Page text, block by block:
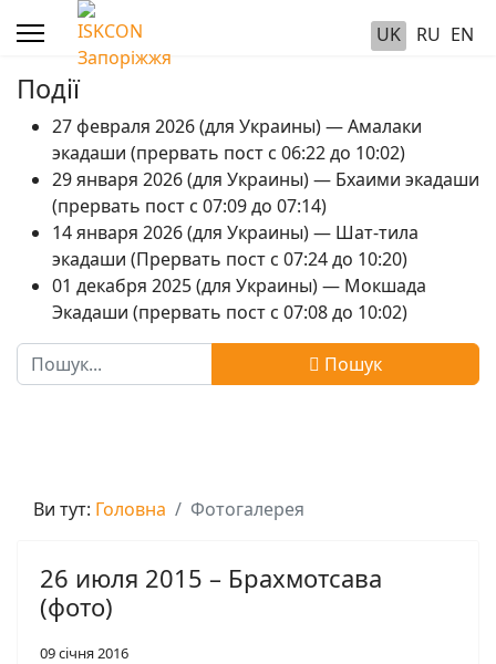
UK RU EN
Події
27 февраля 2026 (для Украины) — Амалаки
экадаши (прервать пост с 06:22 до 10:02)
29 января 2026 (для Украины) — Бхаими экадаши
(прервать пост с 07:09 до 07:14)
14 января 2026 (для Украины) — Шат-тила
экадаши (Прервать пост с 07:24 до 10:20)
01 декабря 2025 (для Украины) — Мокшада
Экадаши (прервать пост с 07:08 до 10:02)
Пошук
Пошук
Ви тут: Головна Фотогалерея
26 июля 2015 – Брахмотсава
(фото)
09 січня 2016